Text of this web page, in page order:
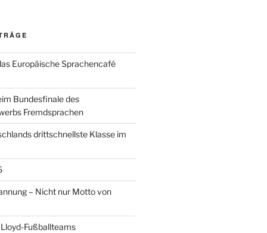
Europäische Sprachencafé
Bundesfinale des
Fremdsprachen
drittschnellste Klasse im
– Nicht nur Motto von
Fußballteams